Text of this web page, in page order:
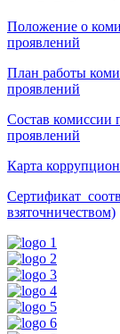
Положение о
проявлений
План работы
проявлений
Состав комиссии
проявлений
Карта
Сертификат
взяточничеством)